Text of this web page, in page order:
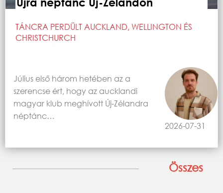
TÁNCRA PERDÜLT AUCKLAND, WELLINGTON ÉS
CHRISTCHURCH
2026-07-31
Július első három hetében az a
szerencse ért, hogy az aucklandi
magyar klub meghívott Új-Zélandra
néptánc…
Összes